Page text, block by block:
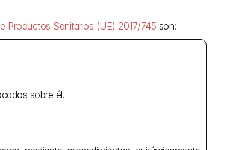
Productos Sanitarios (UE) 2017/745 son:
sobre él.